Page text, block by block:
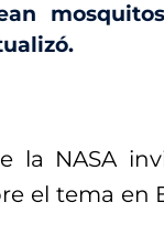
la NASA
el tema en